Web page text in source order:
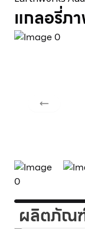
แกลอรี่ภ
Previous
ผลิตภัณ